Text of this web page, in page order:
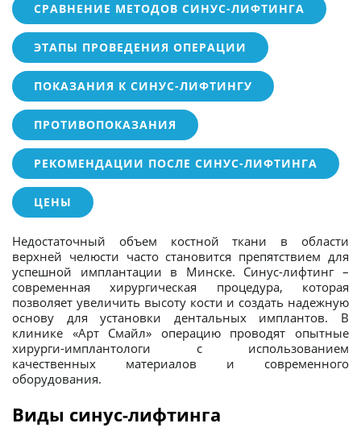
СРАВНЕНИЕ МЕТОДОВ СИНУС-ЛИФТИНГА
ЭТАПЫ ПРОВЕДЕНИЯ ОПЕРАЦИИ
ПОКАЗАНИЯ К СИНУС-ЛИФТИНГУ
ПРОТИВОПОКАЗАНИЯ
РЕКОМЕНДАЦИИ ПОСЛЕ СИНУС-ЛИФТИНГА
ЦЕНЫ
Недостаточный объем костной ткани в области
верхней челюсти часто становится препятствием для
успешной имплантации в Минске. Синус-лифтинг –
современная хирургическая процедура, которая
позволяет увеличить высоту кости и создать надежную
основу для установки дентальных имплантов. В
клинике «Арт Смайл» операцию проводят опытные
хирурги-имплантологи с использованием
качественных материалов и современного
оборудования.
Виды синус-лифтинга